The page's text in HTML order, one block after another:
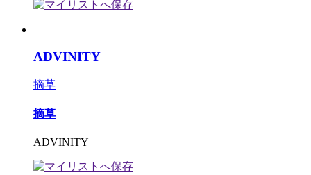
ADVINITY
摘草
摘草
ADVINITY